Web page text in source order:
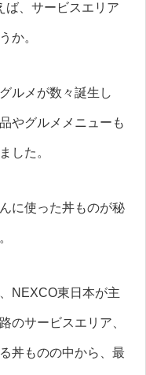
ば、サービスエリア
か。
ルメが数々誕生し
やグルメメニューも
した。
に使った丼ものが秘
NEXCO東日本が主
のサービスエリア、
丼ものの中から、最